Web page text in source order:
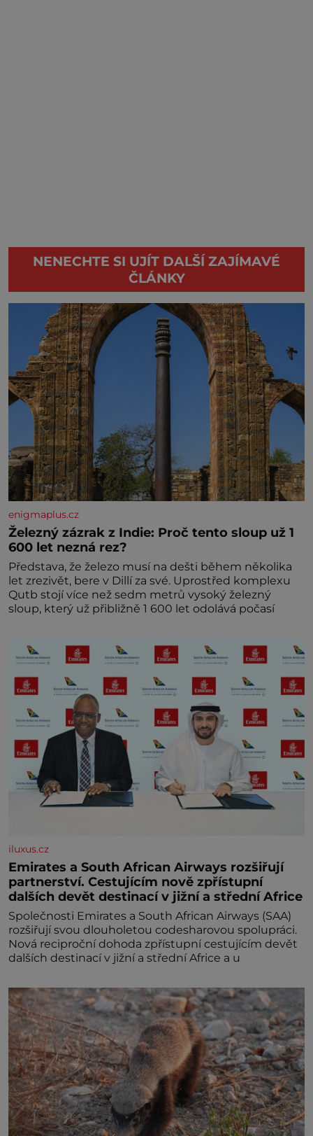
NENECHTE SI UJÍT DALŠÍ ZAJÍMAVÉ
ČLÁNKY
enigmaplus.cz
Železný zázrak z Indie: Proč tento sloup už 1
600 let nezná rez?
Představa, že železo musí na dešti během několika
let zrezivět, bere v Dillí za své. Uprostřed komplexu
Qutb stojí více než sedm metrů vysoký železný
sloup, který už přibližně 1 600 let odolává počasí
iluxus.cz
Emirates a South African Airways rozšiřují
partnerství. Cestujícím nově zpřístupní
dalších devět destinací v jižní a střední Africe
Společnosti Emirates a South African Airways (SAA)
rozšiřují svou dlouholetou codesharovou spolupráci.
Nová reciproční dohoda zpřístupní cestujícím devět
dalších destinací v jižní a střední Africe a u